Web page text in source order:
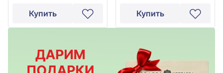
Купить Купить